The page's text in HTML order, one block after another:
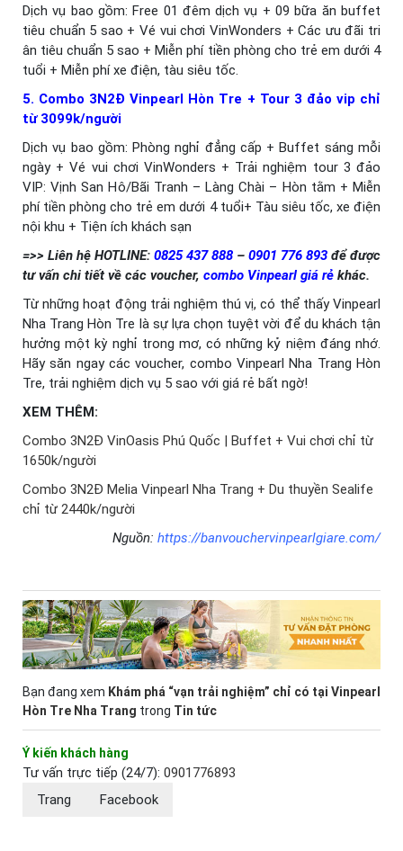
Dịch vụ bao gồm: Free 01 đêm dịch vụ + 09 bữa ăn buffet
tiêu chuẩn 5 sao + Vé vui chơi VinWonders + Các ưu đãi tri
ân tiêu chuẩn 5 sao + Miễn phí tiền phòng cho trẻ em dưới 4
tuổi + Miễn phí xe điện, tàu siêu tốc.
5. Combo 3N2Đ Vinpearl Hòn Tre + Tour 3 đảo vip chỉ
từ 3099k/người
Dịch vụ bao gồm: Phòng nghỉ đẳng cấp + Buffet sáng mỗi
ngày + Vé vui chơi VinWonders + Trải nghiệm tour 3 đảo
VIP: Vịnh San Hô/Bãi Tranh – Làng Chài – Hòn tằm + Miễn
phí tiền phòng cho trẻ em dưới 4 tuổi+ Tàu siêu tốc, xe điện
nội khu + Tiện ích khách sạn
=>> Liên hệ HOTLINE: 0825 437 888 – 0901 776 893 để được
tư vấn chi tiết về các voucher, combo Vinpearl giá rẻ khác.
Từ những hoạt động trải nghiệm thú vị, có thể thấy Vinpearl
Nha Trang Hòn Tre là sự lựa chọn tuyệt vời để du khách tận
hưởng một kỳ nghỉ trong mơ, có những kỷ niệm đáng nhớ.
Hãy săn ngay các voucher, combo Vinpearl Nha Trang Hòn
Tre, trải nghiệm dịch vụ 5 sao với giá rẻ bất ngờ!
XEM THÊM:
Combo 3N2Đ VinOasis Phú Quốc | Buffet + Vui chơi chỉ từ
1650k/người
Combo 3N2Đ Melia Vinpearl Nha Trang + Du thuyền Sealife
chỉ từ 2440k/người
Nguồn: https://banvouchervinpearlgiare.com/
Bạn đang xem Khám phá “vạn trải nghiệm” chỉ có tại Vinpearl
Hòn Tre Nha Trang trong Tin tức
Ý kiến khách hàng
Tư vấn trực tiếp (24/7): 0901776893
Trang
Facebook